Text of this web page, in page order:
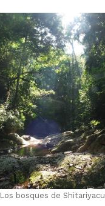
Los bosques de Shitariyacu